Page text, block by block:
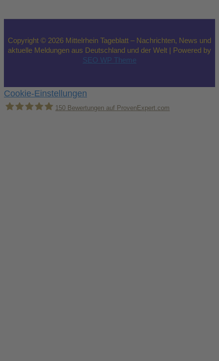
Copyright © 2026 Mittelrhein Tageblatt – Nachrichten, News und
aktuelle Meldungen aus Deutschland und der Welt | Powered by
SEO WP Theme
Cookie-Einstellungen
150 Bewertungen auf ProvenExpert.com